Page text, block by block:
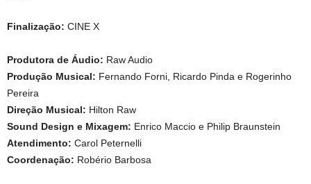
Finalização: CINE X
Produtora de Áudio: Raw Audio
Produção Musical: Fernando Forni, Ricardo Pinda e Rogerinho
Pereira
Direção Musical: Hilton Raw
Sound Design e Mixagem: Enrico Maccio e Philip Braunstein
Atendimento: Carol Peternelli
Coordenação: Robério Barbosa